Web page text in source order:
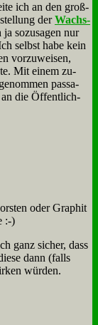
ich an den groß­
derWachs­
so­zu­sa­gen nur
selbst ha­be kein
vor­zu­wei­sen,
Mit ei­nem zu­
pas­sa­
an die Öf­fent­lich­
oder Gra­phit
:-)
ganz si­cher, dass
dann (falls
wür­den.